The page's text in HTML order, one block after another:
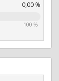
0,00 %
100 %